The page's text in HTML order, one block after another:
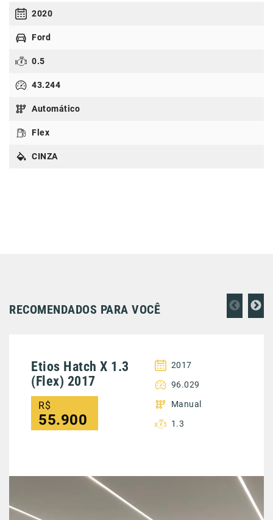
2020
Ford
0.5
43.244
Automático
Flex
CINZA
RECOMENDADOS PARA VOCÊ
Etios Hatch X 1.3
(Flex) 2017
R$
55.900
2017
96.029
Manual
1.3